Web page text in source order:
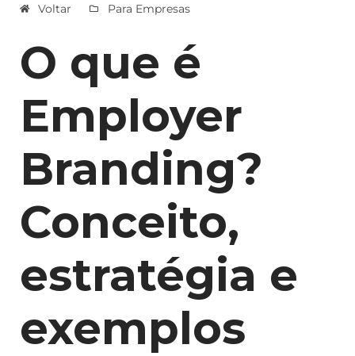
Voltar Para Empresas
O que é
Employer
Branding?
Conceito,
estratégia e
exemplos